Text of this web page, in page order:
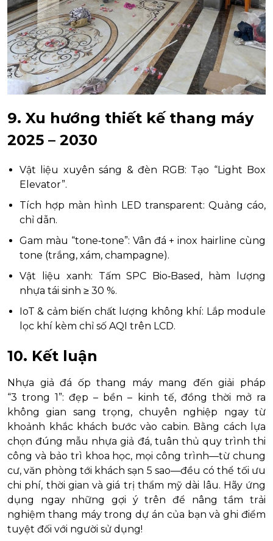
9. Xu hướng thiết kế thang máy
2025 – 2030
Vật liệu xuyên sáng & đèn RGB: Tạo “Light Box
Elevator”.
Tích hợp màn hình LED transparent: Quảng cáo,
chỉ dẫn.
Gam màu “tone‑tone”: Vân đá + inox hairline cùng
tone (trắng, xám, champagne).
Vật liệu xanh: Tấm SPC Bio‑Based, hàm lượng
nhựa tái sinh ≥ 30 %.
IoT & cảm biến chất lượng không khí: Lắp module
lọc khí kèm chỉ số AQI trên LCD.
10. Kết luận
Nhựa giả đá ốp thang máy mang đến giải pháp
“3 trong 1”: đẹp – bền – kinh tế, đồng thời mở ra
không gian sang trọng, chuyên nghiệp ngay từ
khoảnh khắc khách bước vào cabin. Bằng cách lựa
chọn đúng mẫu nhựa giả đá, tuân thủ quy trình thi
công và bảo trì khoa học, mọi công trình—từ chung
cư, văn phòng tới khách sạn 5 sao—đều có thể tối ưu
chi phí, thời gian và giá trị thẩm mỹ dài lâu. Hãy ứng
dụng ngay những gợi ý trên để nâng tầm trải
nghiệm thang máy trong dự án của bạn và ghi điểm
tuyệt đối với người sử dụng!